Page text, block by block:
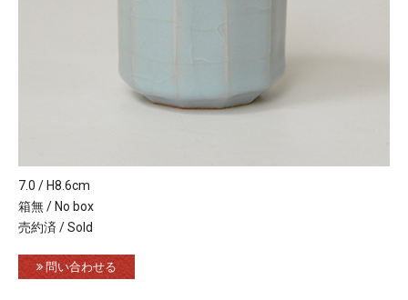
7.0 / H8.6cm
箱無 / No box
売約済 / Sold
問い合わせる